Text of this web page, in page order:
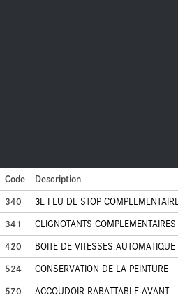
Code
Description
340
3E FEU DE STOP
341
CLIGNOTANTS COMPLEMENTAIRES
420
BOITE DE VITESSES
524
CONSERVATION DE LA PEINTURE
570
ACCOUDOIR RABATTABLE AVANT